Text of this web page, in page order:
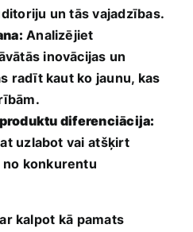
un ​tās vajadzības.
Analizējiet
inovācijas un⁣
radīt ‍kaut ko jaunu, kas
⁢diferenciācija:
​uzlabot vai⁤ atšķirt
konkurentu
kalpot kā ⁣pamats